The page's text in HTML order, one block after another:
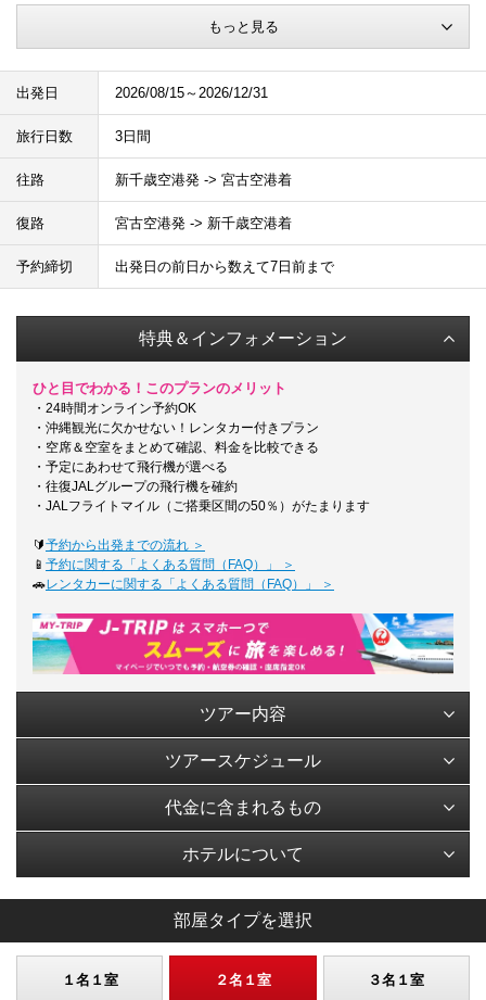
もっと見る
出発日 2026/08/15～2026/12/31
旅行日数 3日間
往路 新千歳空港発 -> 宮古空港着
復路 宮古空港発 -> 新千歳空港着
予約締切 出発日の前日から数えて7日前まで
特典＆インフォメーション
ひと目でわかる！このプランのメリット
・24時間オンライン予約OK
・沖縄観光に欠かせない！レンタカー付きプラン
・空席＆空室をまとめて確認、料金を比較できる
・予定にあわせて飛行機が選べる
・往復JALグループの飛行機を確約
・JALフライトマイル（ご搭乗区間の50％）がたまります
🔰予約から出発までの流れ ＞
📱 予約に関する「よくある質問（FAQ）」 ＞
🚗レンタカーに関する「よくある質問（FAQ）」 ＞
ツアー内容
ツアースケジュール
代金に含まれるもの
ホテルについて
部屋タイプを選択
１名１室 ２名１室 ３名１室